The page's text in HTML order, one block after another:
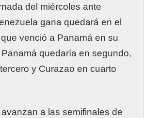
del miércoles ante
gana quedará en el
venció a Panamá en su
quedaría en segundo,
y Curazao en cuarto
a las semifinales de